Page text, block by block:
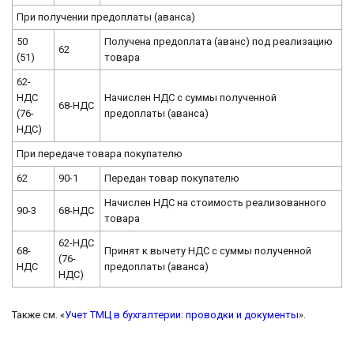
При получении предоплаты (аванса)
50
(51)
62
Получена предоплата (аванс) под реализацию
товара
62-
НДС
(76-
НДС)
68-НДС
Начислен НДС с суммы полученной
предоплаты (аванса)
При передаче товара покупателю
62 90-1 Передан товар покупателю
90-3 68-НДС
Начислен НДС на стоимость реализованного
товара
68-
НДС
62-НДС
(76-
НДС)
Принят к вычету НДС с суммы полученной
предоплаты (аванса)
Также см. «Учет ТМЦ в бухгалтерии: проводки и документы».